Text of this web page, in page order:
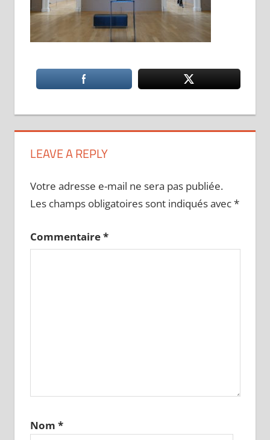
LEAVE A REPLY
Votre adresse e-mail ne sera pas publiée.
Les champs obligatoires sont indiqués avec*
Commentaire*
Nom *